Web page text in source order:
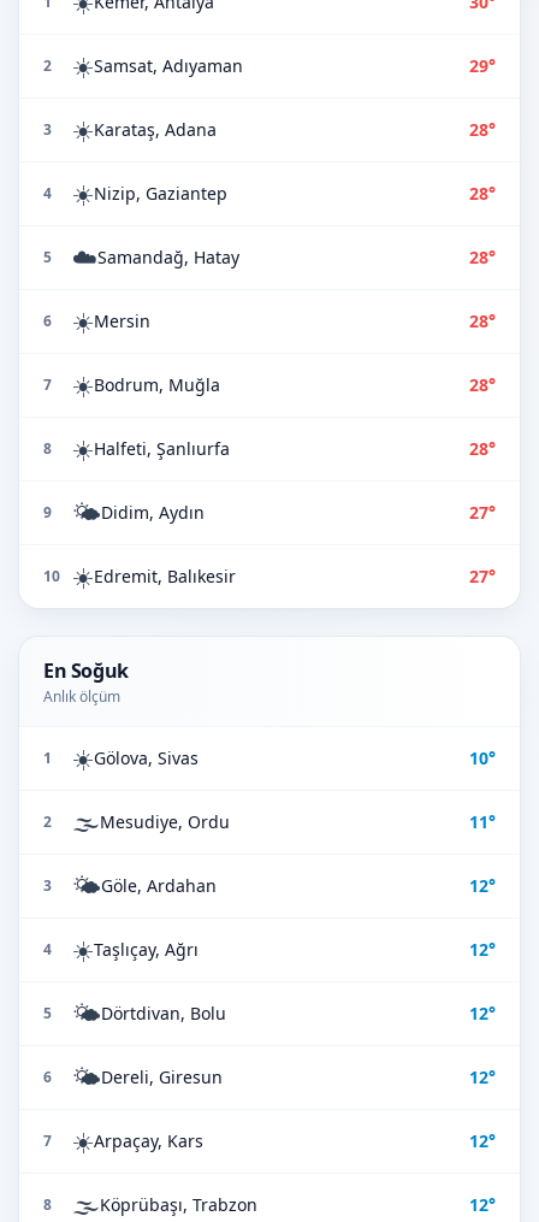
2 ☀️Samsat, Adıyaman 29°
3 ☀️Karataş, Adana 28°
4 ☀️Nizip, Gaziantep 28°
5 ☁️Samandağ, Hatay 28°
6 ☀️Mersin 28°
7 ☀️Bodrum, Muğla 28°
8 ☀️Halfeti, Şanlıurfa 28°
9 🌤️Didim, Aydın 27°
10 ☀️Edremit, Balıkesir 27°
En Soğuk
Anlık ölçüm
1 ☀️Gölova, Sivas 10°
2 🌫️Mesudiye, Ordu 11°
3 🌤️Göle, Ardahan 12°
4 ☀️Taşlıçay, Ağrı 12°
5 🌤️Dörtdivan, Bolu 12°
6 🌤️Dereli, Giresun 12°
7 ☀️Arpaçay, Kars 12°
8 🌫️Köprübaşı, Trabzon 12°